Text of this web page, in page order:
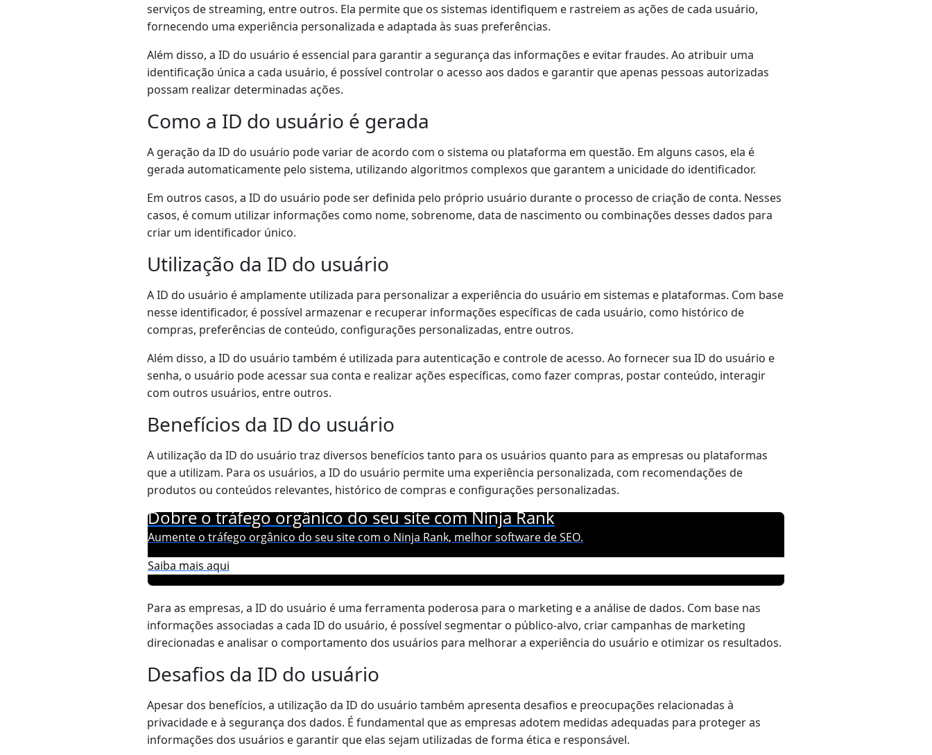
serviços de streaming, entre outros. Ela permite que os sistemas identifiquem e rastreiem as ações de cada usuário,
fornecendo uma experiência personalizada e adaptada às suas preferências.
Além disso, a ID do usuário é essencial para garantir a segurança das informações e evitar fraudes. Ao atribuir uma
identificação única a cada usuário, é possível controlar o acesso aos dados e garantir que apenas pessoas autorizadas
possam realizar determinadas ações.
Como a ID do usuário é gerada
A geração da ID do usuário pode variar de acordo com o sistema ou plataforma em questão. Em alguns casos, ela é
gerada automaticamente pelo sistema, utilizando algoritmos complexos que garantem a unicidade do identificador.
Em outros casos, a ID do usuário pode ser definida pelo próprio usuário durante o processo de criação de conta. Nesses
casos, é comum utilizar informações como nome, sobrenome, data de nascimento ou combinações desses dados para
criar um identificador único.
Utilização da ID do usuário
A ID do usuário é amplamente utilizada para personalizar a experiência do usuário em sistemas e plataformas. Com base
nesse identificador, é possível armazenar e recuperar informações específicas de cada usuário, como histórico de
compras, preferências de conteúdo, configurações personalizadas, entre outros.
Além disso, a ID do usuário também é utilizada para autenticação e controle de acesso. Ao fornecer sua ID do usuário e
senha, o usuário pode acessar sua conta e realizar ações específicas, como fazer compras, postar conteúdo, interagir
com outros usuários, entre outros.
Benefícios da ID do usuário
A utilização da ID do usuário traz diversos benefícios tanto para os usuários quanto para as empresas ou plataformas
que a utilizam. Para os usuários, a ID do usuário permite uma experiência personalizada, com recomendações de
produtos ou conteúdos relevantes, histórico de compras e configurações personalizadas.
Dobre o tráfego orgânico do seu site com Ninja Rank
Aumente o tráfego orgânico do seu site com o Ninja Rank, melhor software de SEO.
Saiba mais aqui
Para as empresas, a ID do usuário é uma ferramenta poderosa para o marketing e a análise de dados. Com base nas
informações associadas a cada ID do usuário, é possível segmentar o público-alvo, criar campanhas de marketing
direcionadas e analisar o comportamento dos usuários para melhorar a experiência do usuário e otimizar os resultados.
Desafios da ID do usuário
Apesar dos benefícios, a utilização da ID do usuário também apresenta desafios e preocupações relacionadas à
privacidade e à segurança dos dados. É fundamental que as empresas adotem medidas adequadas para proteger as
informações dos usuários e garantir que elas sejam utilizadas de forma ética e responsável.